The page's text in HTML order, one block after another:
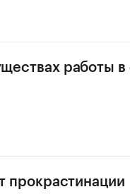
работы в
прокрастинации